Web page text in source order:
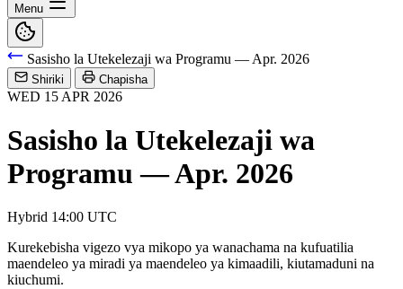
Menu
Sasisho la Utekelezaji wa Programu — Apr. 2026
Shiriki Chapisha
WED 15 APR 2026
Sasisho la Utekelezaji wa
Programu — Apr. 2026
Hybrid 14:00 UTC
Kurekebisha vigezo vya mikopo ya wanachama na kufuatilia
maendeleo ya miradi ya maendeleo ya kimaadili, kiutamaduni na
kiuchumi.